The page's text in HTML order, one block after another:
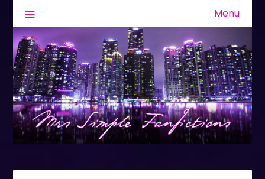
Mrs Simple
Fanfiction & Geschichten Menu